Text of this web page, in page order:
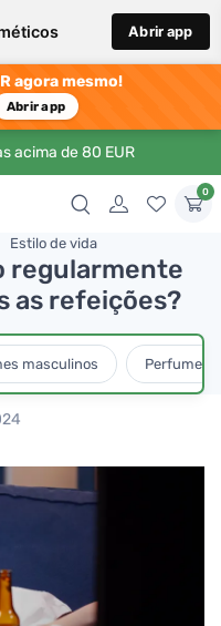
Abrir app
agora mesmo!
Abrir app
acima de 80 EUR
0
Estilo de vida
regularmente
as refeições?
masculinos Perfumes